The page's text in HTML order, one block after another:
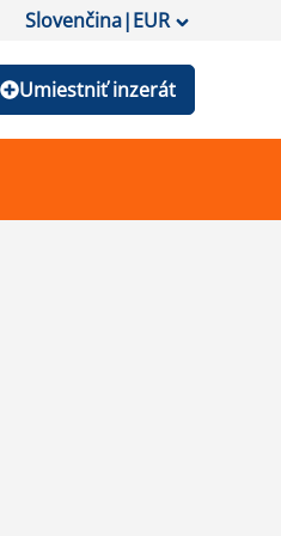
Slovenčina|EUR
Umiestniť inzerát